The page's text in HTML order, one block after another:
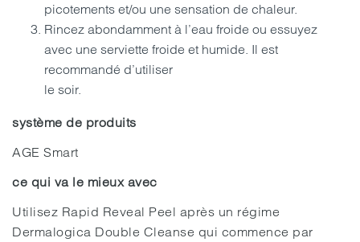
picotements et/ou une sensation de chaleur.
Rincez abondamment à l’eau froide ou essuyez
avec une serviette froide et humide. Il est
recommandé d’utiliser
le soir.
système de produits
AGE Smart
ce qui va le mieux avec
Utilisez Rapid Reveal Peel après un régime
Dermalogica Double Cleanse qui commence par